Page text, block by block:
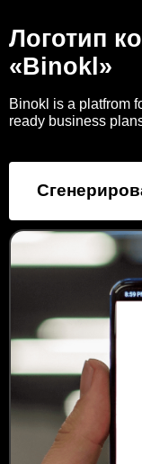
Логотип
«Binokl»
Binokl is a platfrom
ready business